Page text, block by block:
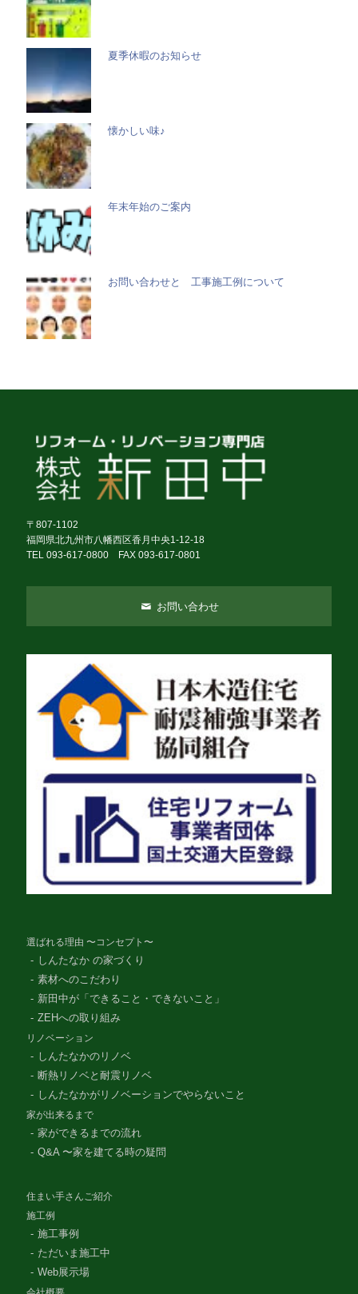
夏季休暇のお知らせ
懐かしい味♪
年末年始のご案内
お問い合わせと 工事施工例について
〒807-1102
福岡県北九州市八幡西区香月中央1-12-18
TEL 093-617-0800 FAX 093-617-0801
お問い合わせ
選ばれる理由 〜コンセプト〜
しんたなか の家づくり
素材へのこだわり
新田中が「できること・できないこと」
ZEHへの取り組み
リノベーション
しんたなかのリノベ
断熱リノベと耐震リノベ
しんたなかがリノベーションでやらないこと
家が出来るまで
家ができるまでの流れ
Q&A 〜家を建てる時の疑問
住まい手さんご紹介
施工例
施工事例
ただいま施工中
Web展示場
会社概要